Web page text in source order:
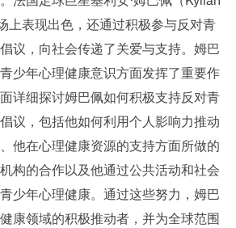
上表现出色，还通过积极参与反对青
议，向社会传递了关爱与支持。姆巴
少年心理健康意识方面发挥了重要作
详细探讨姆巴佩如何积极支持反对青
议，包括他如何利用个人影响力推动
他在心理健康资源的支持方面所做的
构的合作以及他通过公共活动和社会
少年心理健康。通过这些努力，姆巴
康领域的积极推动者，并为全球范围